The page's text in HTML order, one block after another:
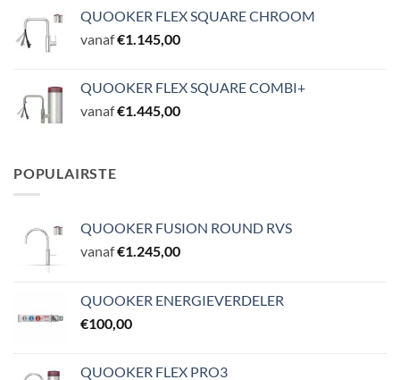
QUOOKER FLEX SQUARE CHROOM
vanaf€1.145,00
QUOOKER FLEX SQUARE COMBI+
vanaf€1.445,00
POPULAIRSTE
QUOOKER FUSION ROUND RVS
vanaf€1.245,00
QUOOKER ENERGIEVERDELER
€100,00
QUOOKER FLEX PRO3